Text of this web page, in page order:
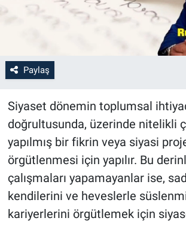
Paylaş
Siyaset dönemin toplumsal
doğrultusunda, üzerinde nitelikli
yapılmış bir fikrin veya siyasi
örgütlenmesi için yapılır. Bu
çalışmaları yapamayanlar ise,
kendilerini ve heveslerle
kariyerlerini örgütlemek için